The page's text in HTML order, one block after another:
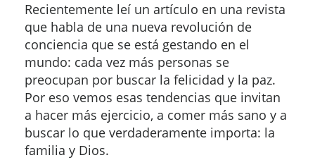
Recientemente leí un artículo en una revista
que habla de una nueva revolución de
conciencia que se está gestando en el
mundo: cada vez más personas se
preocupan por buscar la felicidad y la paz.
Por eso vemos esas tendencias que invitan
a hacer más ejercicio, a comer más sano y a
buscar lo que verdaderamente importa: la
familia y Dios.